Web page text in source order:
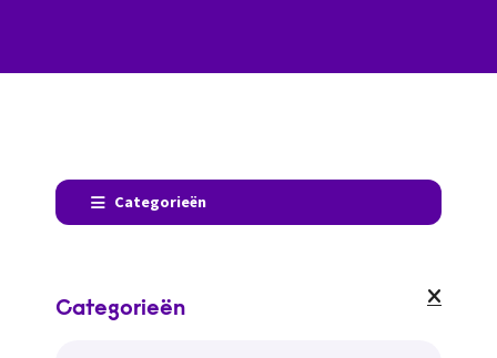
Categorieën
Categorieën